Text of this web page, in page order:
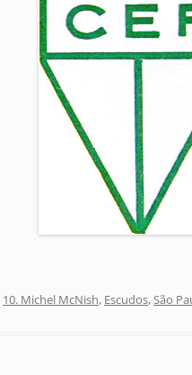
10. Michel McNish, Escudos,São